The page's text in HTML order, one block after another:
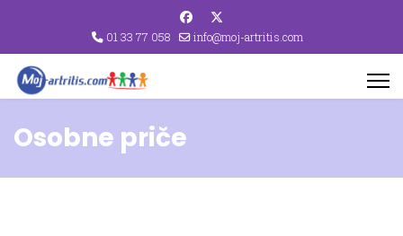
01 33 77 058 info@moj-artritis.com
Osobne priče